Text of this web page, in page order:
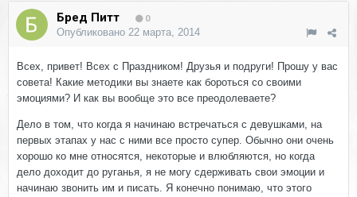
Бред Питт 0
Опубликовано 22 марта, 2014
Всех, привет! Всех с Праздником! Друзья и подруги! Прошу у вас
совета! Какие методики вы знаете как бороться со своими
эмоциями? И как вы вообще это все преодолеваете?
Дело в том, что когда я начинаю встречаться с девушками, на
первых этапах у нас с ними все просто супер. Обычно они очень
хорошо ко мне относятся, некоторые и влюбляются, но когда
дело доходит до руганья, я не могу сдерживать свои эмоции и
начинаю звонить им и писать. Я конечно понимаю, что этого